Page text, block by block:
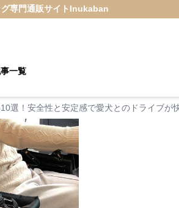
専門通販サイト Inukaban
一覧
選！安全性と安定感で愛犬とのドライブが